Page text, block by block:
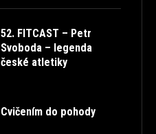
52. FITCAST – Petr
Svoboda – legenda
české atletiky
Cvičením do pohody